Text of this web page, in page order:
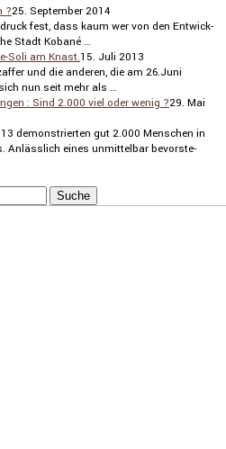
?25. September 2014
fest, dass kaum wer von den Entwick­
Stadt Kobané …
Soli am Knast.15. Juli 2013
und die anderen, die am 26.Juni
nun seit mehr als …
: Sind 2.000 viel oder wenig ?29. Mai
demons­trierten gut 2.000 Menschen in
Anläss­lich eines unmit­telbar bevor­ste­